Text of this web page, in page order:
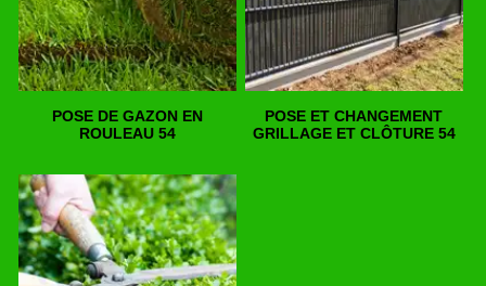
POSE DE GAZON EN
ROULEAU 54
POSE ET CHANGEMENT
GRILLAGE ET CLÔTURE 54